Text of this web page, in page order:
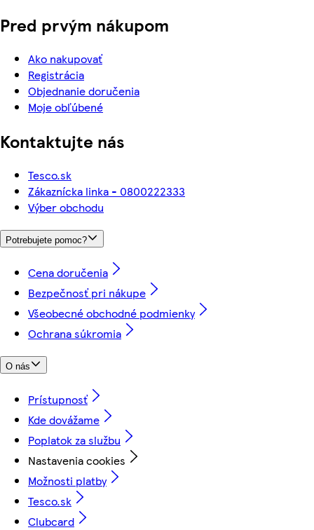
Pred prvým nákupom
Ako nakupovať
Registrácia
Objednanie doručenia
Moje obľúbené
Kontaktujte nás
Tesco.sk
Zákaznícka linka - 0800222333
Výber obchodu
Potrebujete pomoc?
Cena doručenia
Bezpečnosť pri nákupe
Všeobecné obchodné podmienky
Ochrana súkromia
O nás
Prístupnosť
Kde dovážame
Poplatok za službu
Nastavenia cookies
Možnosti platby
Tesco.sk
Clubcard